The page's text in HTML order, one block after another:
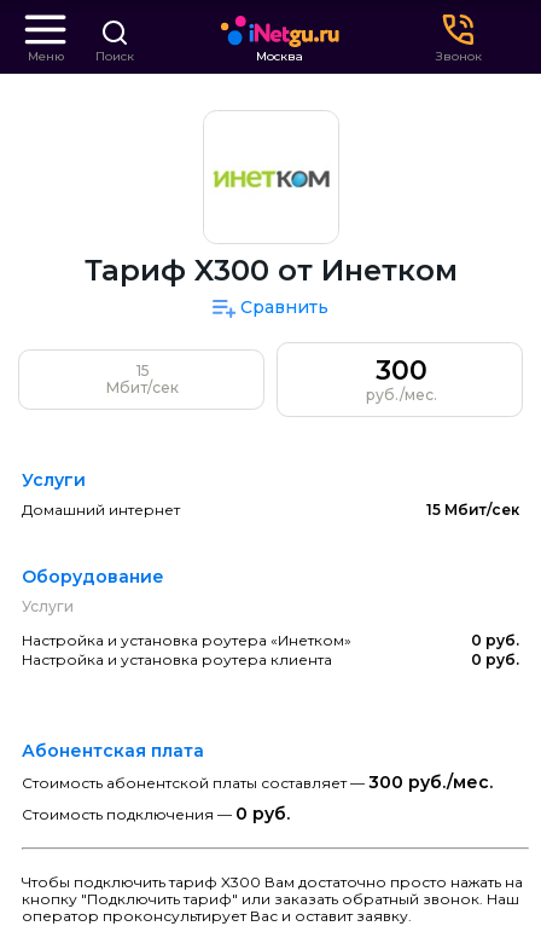
Меню Поиск Москва Звонок
Тариф X300 от Инетком
Сравнить
15
Мбит/сек
300
руб./мес.
Услуги
Домашний интернет 15 Мбит/сек
Оборудование
Услуги
Настройка и установка роутера «Инетком»
0 руб.
Настройка и установка роутера клиента
0 руб.
Абонентская плата
Стоимость абонентской платы составляет — 300 руб./мес.
Стоимость подключения — 0 руб.
Чтобы подключить тариф X300 Вам достаточно просто нажать на
кнопку "Подключить тариф" или заказать обратный звонок. Наш
оператор проконсультирует Вас и оставит заявку.